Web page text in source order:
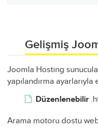
Gelişmiş
Joomla Hosting
yapılandırma
Düzenlenebilir
Arama motoru dostu